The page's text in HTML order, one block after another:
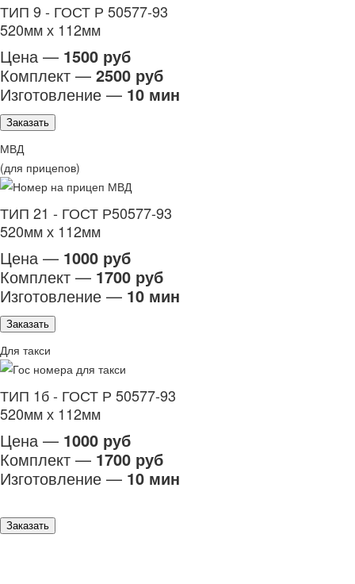
ТИП 9 - ГОСТ Р 50577-93
520мм х 112мм
Цена — 1500 руб
Комплект — 2500 руб
Изготовление — 10 мин
Заказать
МВД
(для прицепов)
ТИП 21 - ГОСТ Р50577-93
520мм х 112мм
Цена — 1000 руб
Комплект — 1700 руб
Изготовление — 10 мин
Заказать
Для такси
ТИП 1б - ГОСТ Р 50577-93
520мм х 112мм
Цена — 1000 руб
Комплект — 1700 руб
Изготовление — 10 мин
Заказать